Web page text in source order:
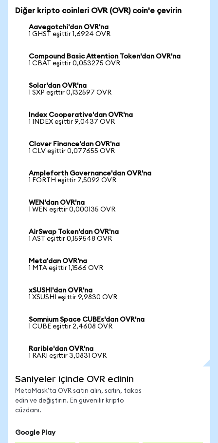
Diğer kripto coinleri OVR (OVR) coin'e çevirin
Aavegotchi'dan OVR'na
1 GHST eşittir 1,6924 OVR
Compound Basic Attention Token'dan OVR'na
1 CBAT eşittir 0,053275 OVR
Solar'dan OVR'na
1 SXP eşittir 0,132597 OVR
Index Cooperative'dan OVR'na
1 INDEX eşittir 9,0437 OVR
Clover Finance'dan OVR'na
1 CLV eşittir 0,077655 OVR
Ampleforth Governance'dan OVR'na
1 FORTH eşittir 7,5092 OVR
WEN'dan OVR'na
1 WEN eşittir 0,000135 OVR
AirSwap Token'dan OVR'na
1 AST eşittir 0,159548 OVR
Meta'dan OVR'na
1 MTA eşittir 1,1566 OVR
xSUSHI'dan OVR'na
1 XSUSHI eşittir 9,9830 OVR
Somnium Space CUBEs'dan OVR'na
1 CUBE eşittir 2,4608 OVR
Rarible'dan OVR'na
1 RARI eşittir 3,0831 OVR
Saniyeler içinde OVR edinin
MetaMask'ta OVR satın alın, satın, takas
edin ve değiştirin. En güvenilir kripto
cüzdanı.
Google Play